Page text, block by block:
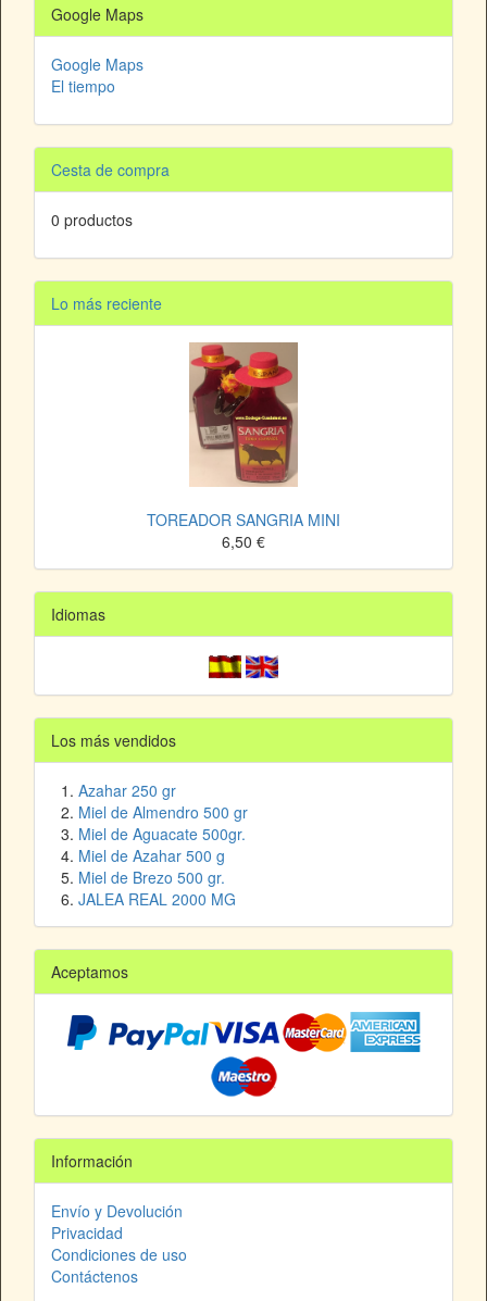
Google Maps
Google Maps
El tiempo
Cesta de compra
0 productos
Lo más reciente
TOREADOR SANGRIA MINI
6,50 €
Idiomas
Los más vendidos
Azahar 250 gr
Miel de Almendro 500 gr
Miel de Aguacate 500gr.
Miel de Azahar 500 g
Miel de Brezo 500 gr.
JALEA REAL 2000 MG
Aceptamos
Información
Envío y Devolución
Privacidad
Condiciones de uso
Contáctenos